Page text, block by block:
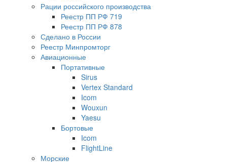
Рации российского производства
Реестр ПП РФ 719
Реестр ПП РФ 878
Сделано в России
Реестр Минпромторг
Авиационные
Портативные
Sirus
Vertex Standard
Icom
Wouxun
Yaesu
Бортовые
Icom
FlightLine
Морские